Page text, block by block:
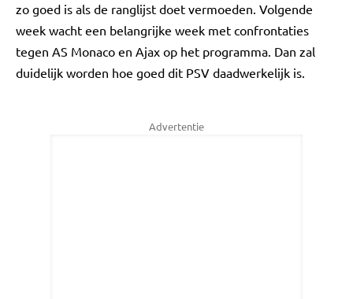
zo goed is als de ranglijst doet vermoeden. Volgende
week wacht een belangrijke week met confrontaties
tegen AS Monaco en Ajax op het programma. Dan zal
duidelijk worden hoe goed dit PSV daadwerkelijk is.
Advertentie